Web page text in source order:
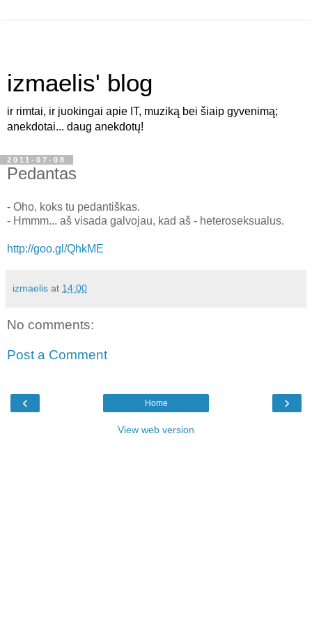
izmaelis' blog
ir rimtai, ir juokingai apie IT, muziką bei šiaip gyvenimą;
anekdotai... daug anekdotų!
2011-07-08
Pedantas
- Oho, koks tu pedantiškas.
- Hmmm... aš visada galvojau, kad aš - heteroseksualus.
http://goo.gl/QhkME
izmaelis at 14:00
No comments:
Post a Comment
‹ ›
Home
View web version